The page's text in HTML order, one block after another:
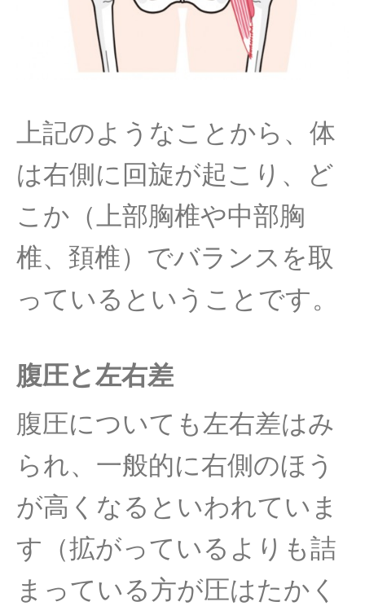
上記のようなことから、体
は右側に回旋が起こり、ど
こか（上部胸椎や中部胸
椎、頚椎）でバランスを取
っているということです。
腹圧と左右差
腹圧についても左右差はみ
られ、一般的に右側のほう
が高くなるといわれていま
す（拡がっているよりも詰
まっている方が圧はたかく